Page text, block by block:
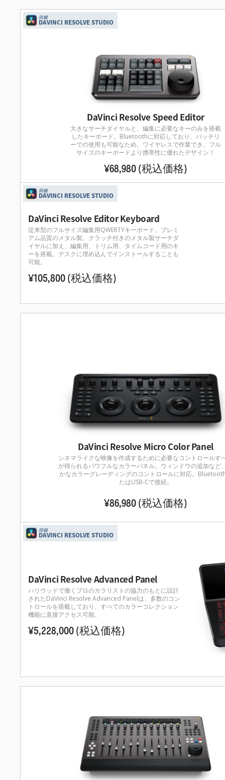
同梱
DAVINCI RESOLVE STUDIO
DaVinci Resolve Speed Editor
大きなサーチダイヤルと、編集に必要なキーのみを搭載
したキーボード。Bluetoothに対応しており、バッテリ
ーでの使用も可能なため、ワイヤレスで作業でき、フル
サイズのキーボードより携帯性に優れたデザイン！
¥68,980(税込価格)
同梱
DAVINCI RESOLVE STUDIO
DaVinci Resolve Editor Keyboard
従来型のフルサイズ編集用QWERTYキーボード。プレミ
アム品質のメタル製。クラッチ付きのメタル製サーチダ
イヤルに加え、編集用、トリム用、タイムコード用のキ
ーを搭載。デスクに埋め込んでインストールすることも
可能。
¥105,800(税込価格)
DaVinci Resolve Micro Color Panel
シネマライクな映像を作成するために必要なコントロールす
が得られるパワフルなカラーパネル。ウィンドウの追加など
かなカラーグレーディングのコントロールに対応。
たはUSB-Cで接続。
¥86,980(税込価格)
同梱
DAVINCI RESOLVE STUDIO
DaVinci Resolve Advanced Panel
ハリウッドで働くプロのカラリストの協力のもとに設計
されたDaVinci Resolve Advanced Panelは、多数のコン
トロールを搭載しており、すべてのカラーコレクション
機能に直接アクセス可能。
¥5,228,000(税込価格)